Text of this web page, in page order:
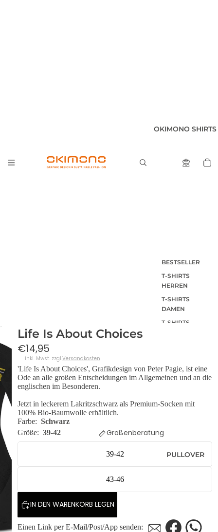
OKIMONO SHIRTS
BESTSELLER
T-SHIRTS
HERREN
T-SHIRTS
DAMEN
T-SHIRTS
RÜCKENPRINT
SUMMER
POLOSHIRTS
PRE-ORDER
PULLOVER
Life Is About Choices
€14,95
inkl. Mwst. zzgl.Versandkosten
'Life Is About Choices', Grafikdesign von Peter Pagie, ist eine
Ode an alle großen Entscheidungen im Allgemeinen und an die
englischen im Besonderen.
Jetzt in leckerem Lakritzschwarz als Premium-Socken mit
100% Bio-Baumwolle erhältlich.
Farbe: Schwarz
Größe: 39-42 Größenberatung
39-42
43-46
IN DEN WARENKORB LEGEN
Einen Link per E-Mail/Post/App senden: